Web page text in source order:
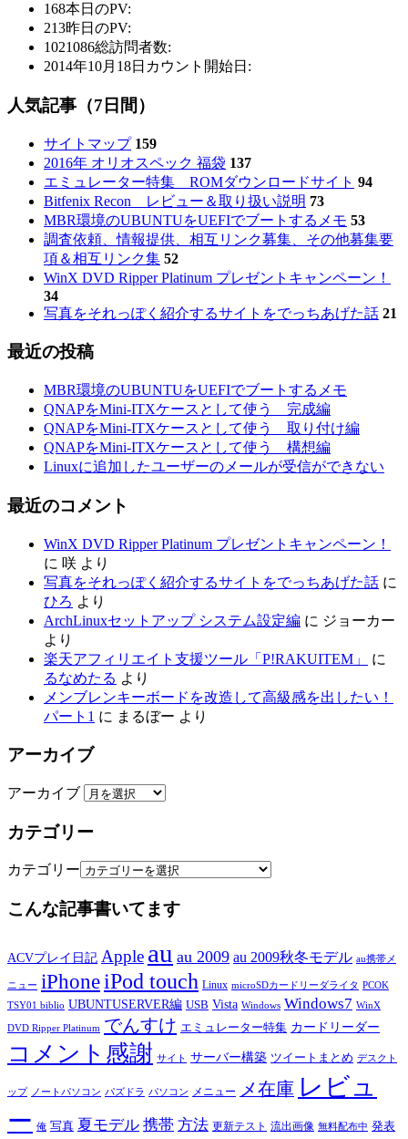
168本日のPV:
213昨日のPV:
1021086総訪問者数:
2014年10月18日 カウント開始日:
人気記事（7日間）
サイトマップ 159
2016年 オリオスペック 福袋 137
エミュレーター特集 ROMダウンロードサイト 94
Bitfenix Recon レビュー＆取り扱い説明 73
MBR環境のUBUNTUをUEFIでブートするメモ 53
調査依頼、情報提供、相互リンク募集、その他募集要
項＆相互リンク集 52
WinX DVD Ripper Platinum プレゼントキャンペーン！
34
写真をそれっぽく紹介するサイトをでっちあげた話 21
最近の投稿
MBR環境のUBUNTUをUEFIでブートするメモ
QNAPをMini-ITXケースとして使う 完成編
QNAPをMini-ITXケースとして使う 取り付け編
QNAPをMini-ITXケースとして使う 構想編
Linuxに追加したユーザーのメールが受信ができない
最近のコメント
WinX DVD Ripper Platinum プレゼントキャンペーン！
に 咲 より
写真をそれっぽく紹介するサイトをでっちあげた話 に
ひろ より
ArchLinuxセットアップ システム設定編 に ジョーカー
より
楽天アフィリエイト支援ツール「P!RAKUITEM」
に
るなめたる より
メンブレンキーボードを改造して高級感を出したい！
パート1 に まるぼー より
アーカイブ
アーカイブ
カテゴリー
カテゴリー
こんな記事書いてます
ACVプレイ日記 Apple au au 2009 au 2009秋冬モデル au携帯メ
ニュー iPhoneiPod touch Linux microSDカードリーダライタ PCOK
TSY01 biblio UBUNTUSERVER編 USB Vista Windows Windows7 WinX
DVD Ripper Platinum でんすけ エミュレーター特集 カードリーダー
コメント感謝 サイト サーバー構築 ツイートまとめ デスクト
ップ ノートパソコン パズドラ パソコン メニュー メ在庫 レビュ
ー 俺 写真 夏モデル 携帯 方法 更新テスト 流出画像 無料配布中 発表